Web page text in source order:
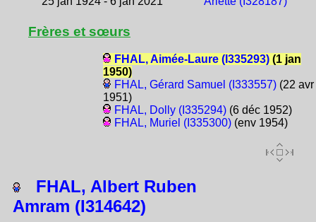
Frères et sœurs
FHAL, Aimée-Laure (I335293)(1 jan
1950)
FHAL, Gérard Samuel (I333557)(22 avr
1951)
FHAL, Dolly (I335294)(6 déc 1952)
FHAL, Muriel (I335300)(env 1954)
FHAL, Albert Ruben
Amram (I314642)